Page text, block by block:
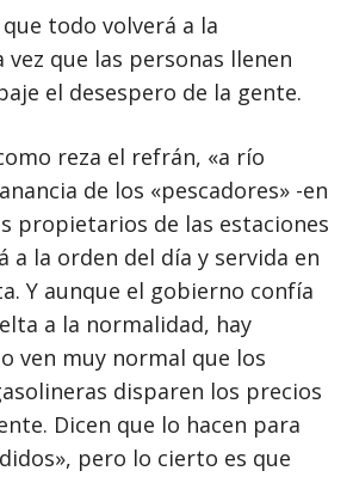
todo volverá a la
que las personas llenen
el desespero de la gente.
reza el refrán, «a río
de los «pescadores» -en
propietarios de las estaciones
a la orden del día y servida en
Y aunque el gobierno confía
a la normalidad, hay
ven muy normal que los
disparen los precios
Dicen que lo hacen para
pero lo cierto es que